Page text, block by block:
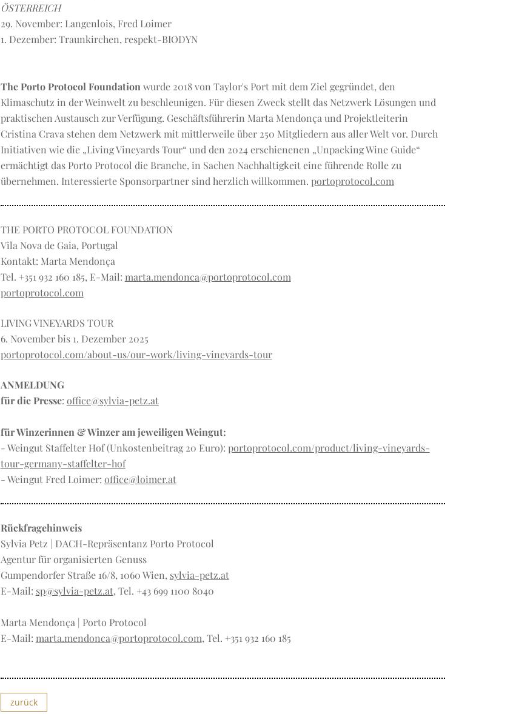
ÖSTERREICH
29. November: Langenlois, Fred Loimer
1. Dezember: Traunkirchen, respekt-BIODYN
The Porto Protocol Foundation wurde 2018 von Taylor's Port mit dem Ziel gegründet, den
Klimaschutz in der Weinwelt zu beschleunigen. Für diesen Zweck stellt das Netzwerk Lösungen und
praktischen Austausch zur Verfügung. Geschäftsführerin Marta Mendonça und Projektleiterin
Cristina Crava stehen dem Netzwerk mit mittlerweile über 250 Mitgliedern aus aller Welt vor. Durch
Initiativen wie die „Living Vineyards Tour“ und den 2024 erschienenen „Unpacking Wine Guide“
ermächtigt das Porto Protocol die Branche, in Sachen Nachhaltigkeit eine führende Rolle zu
übernehmen. Interessierte Sponsorpartner sind herzlich willkommen. portoprotocol.com
THE PORTO PROTOCOL FOUNDATION
Vila Nova de Gaia, Portugal
Kontakt: Marta Mendonça
Tel. +351 932 160 185, E-Mail: marta.mendonca@portoprotocol.com
portoprotocol.com
LIVING VINEYARDS TOUR
6. November bis 1. Dezember 2025
portoprotocol.com/about-us/our-work/living-vineyards-tour
ANMELDUNG
für die Presse: office@sylvia-petz.at
für Winzerinnen & Winzer am jeweiligen Weingut:
- Weingut Staffelter Hof (Unkostenbeitrag 20 Euro): portoprotocol.com/product/living-vineyards-
tour-germany-staffelter-hof
- Weingut Fred Loimer: office@loimer.at
Rückfragehinweis
Sylvia Petz | DACH-Repräsentanz Porto Protocol
Agentur für organisierten Genuss
Gumpendorfer Straße 16/8, 1060 Wien, sylvia-petz.at
E-Mail: sp@sylvia-petz.at, Tel. +43 699 1100 8040
Marta Mendonça | Porto Protocol
E-Mail: marta.mendonca@portoprotocol.com, Tel. +351 932 160 185
zurück